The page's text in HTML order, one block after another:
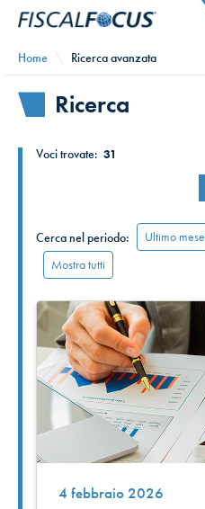
Home Ricerca avanzata
Ricerca
Voci trovate: 31
Cerca nel periodo: Ultimo mese
Mostra tutti
4 febbraio 2026